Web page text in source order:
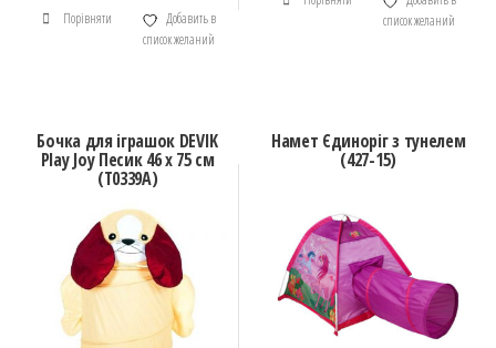
Порівняти
Добавить в
список желаний
список желаний
Бочка для іграшок DEVIK
Play Joy Песик 46 х 75 см
(T0339A)
Намет Єдиноріг з тунелем
(427-15)